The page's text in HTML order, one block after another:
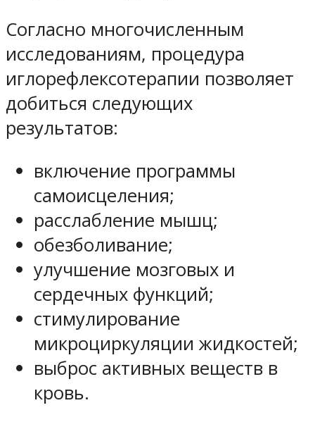
Согласно многочисленным
исследованиям, процедура
иглорефлексотерапии позволяет
добиться следующих
результатов:
включение программы
самоисцеления;
расслабление мышц;
обезболивание;
улучшение мозговых и
сердечных функций;
стимулирование
микроциркуляции жидкостей;
выброс активных веществ в
кровь.